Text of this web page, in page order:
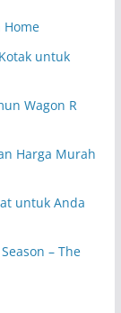
Home
untuk
Wagon R
Harga Murah
untuk Anda
– The